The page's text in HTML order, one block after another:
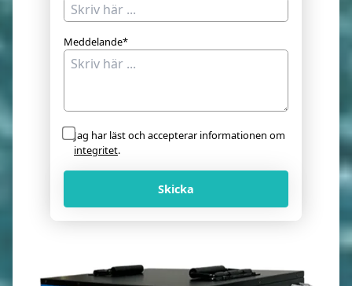
Meddelande*
Jag har läst och accepterar informationen om
integritet.
Skicka